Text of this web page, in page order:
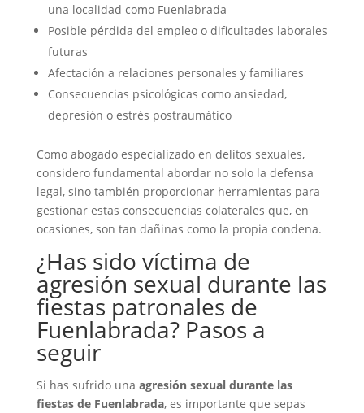
una localidad como Fuenlabrada
Posible pérdida del empleo o dificultades laborales
futuras
Afectación a relaciones personales y familiares
Consecuencias psicológicas como ansiedad,
depresión o estrés postraumático
Como abogado especializado en delitos sexuales,
considero fundamental abordar no solo la defensa
legal, sino también proporcionar herramientas para
gestionar estas consecuencias colaterales que, en
ocasiones, son tan dañinas como la propia condena.
¿Has sido víctima de
agresión sexual durante las
fiestas patronales de
Fuenlabrada? Pasos a
seguir
Si has sufrido una agresión sexual durante las
fiestas de Fuenlabrada, es importante que sepas